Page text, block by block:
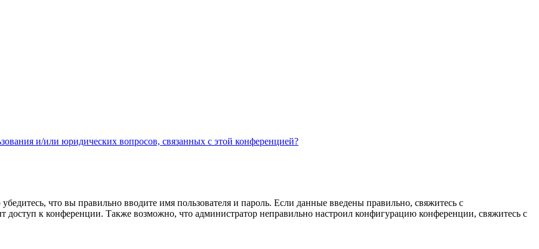
и/или юридических вопросов, связанных с этой конференцией?
что вы правильно вводите имя пользователя и пароль. Если данные введены правильно, свяжитесь с
доступ к конференции. Также возможно, что администратор неправильно настроил конфигурацию конференции, свяжитесь с